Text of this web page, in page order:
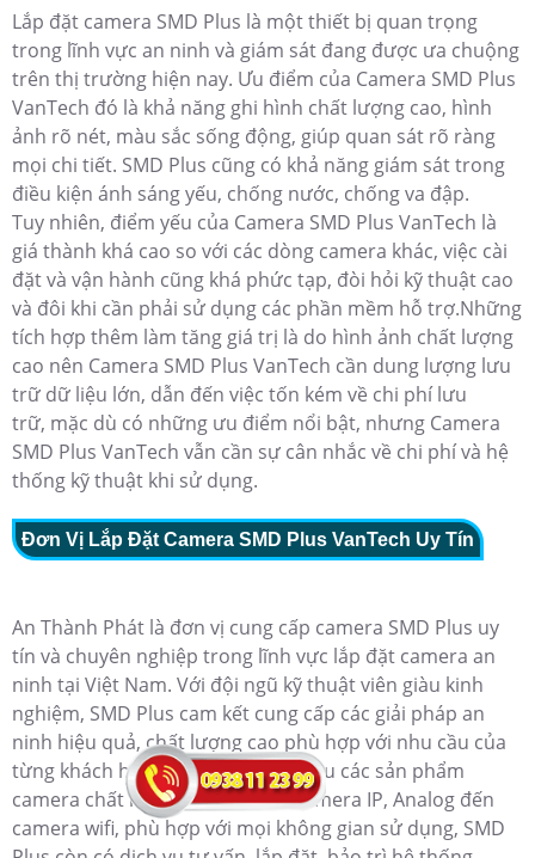
Lắp đặt camera SMD Plus là một thiết bị quan trọng
trong lĩnh vực an ninh và giám sát đang được ưa chuộng
trên thị trường hiện nay. Ưu điểm của Camera SMD Plus
VanTech đó là khả năng ghi hình chất lượng cao, hình
ảnh rõ nét, màu sắc sống động, giúp quan sát rõ ràng
mọi chi tiết. SMD Plus cũng có khả năng giám sát trong
điều kiện ánh sáng yếu, chống nước, chống va đập.
Tuy nhiên, điểm yếu của Camera SMD Plus VanTech là
giá thành khá cao so với các dòng camera khác, việc cài
đặt và vận hành cũng khá phức tạp, đòi hỏi kỹ thuật cao
và đôi khi cần phải sử dụng các phần mềm hỗ trợ.Những
tích hợp thêm làm tăng giá trị là do hình ảnh chất lượng
cao nên Camera SMD Plus VanTech cần dung lượng lưu
trữ dữ liệu lớn, dẫn đến việc tốn kém về chi phí lưu
trữ, mặc dù có những ưu điểm nổi bật, nhưng Camera
SMD Plus VanTech vẫn cần sự cân nhắc về chi phí và hệ
thống kỹ thuật khi sử dụng.
Đơn Vị Lắp Đặt Camera SMD Plus VanTech Uy Tín
An Thành Phát là đơn vị cung cấp camera SMD Plus uy
tín và chuyên nghiệp trong lĩnh vực lắp đặt camera an
ninh tại Việt Nam. Với đội ngũ kỹ thuật viên giàu kinh
nghiệm, SMD Plus cam kết cung cấp các giải pháp an
ninh hiệu quả, chất lượng cao phù hợp với nhu cầu của
từng khách hàng. Đơn vị này sở hữu các sản phẩm
camera chất lượng, đa dạng từ camera IP, Analog đến
camera wifi, phù hợp với mọi không gian sử dụng, SMD